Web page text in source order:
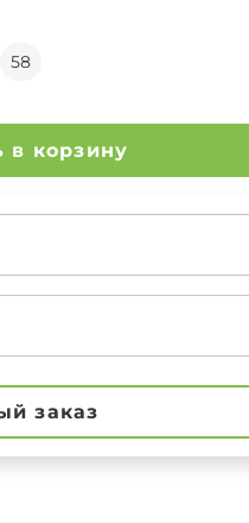
58
Добавить в корзину
заказ